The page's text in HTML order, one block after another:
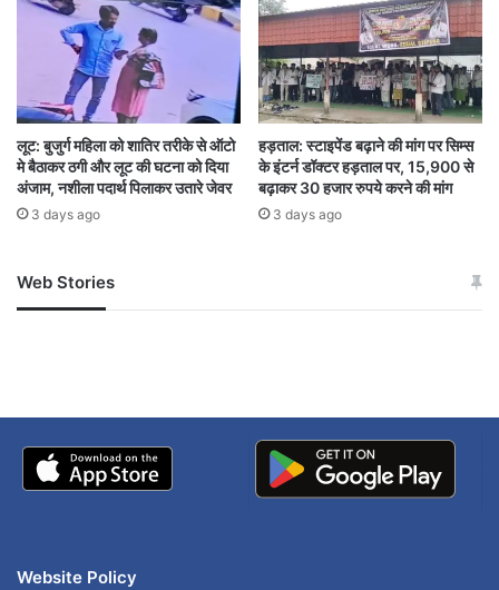
लूट: बुजुर्ग महिला को शातिर तरीके से ऑटो
मे बैठाकर ठगी और लूट की घटना को दिया
अंजाम, नशीला पदार्थ पिलाकर उतारे जेवर
3 days ago
हड़ताल: स्टाइपेंड बढ़ाने की मांग पर सिम्स
के इंटर्न डॉक्टर हड़ताल पर, 15,900 से
बढ़ाकर 30 हजार रुपये करने की मांग
3 days ago
Web Stories
जम्मू-कश्मीर में बारिश से
अपडेट
खाई में धक्का… आरोपियों ने
Website Policy